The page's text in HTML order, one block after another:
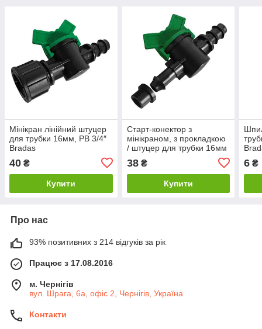
Мінікран лінійний штуцер
для трубки 16мм, РВ 3/4″
Bradas
40 ₴
Купити
Старт-конектор з
мінікраном, з прокладкою
/ штуцер для трубки 16мм
38₴
Купити
6 ₴
Про нас
93% позитивних з 214 відгуків за рік
Працює з 17.08.2016
м. Чернігів
вул. Шрага, 6а, офіс 2, Чернігів, Україна
Контакти